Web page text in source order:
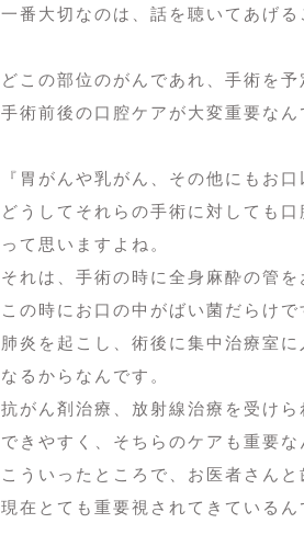
一番大切なのは、話を聴いてあげ
どこの部位のがんであれ、手術を
手術前後の口腔ケアが大変重要なん
『胃がんや乳がん、その他にもお
どうしてそれらの手術に対しても
って思いますよね。
それは、手術の時に全身麻酔の管
この時にお口の中がばい菌だらけ
肺炎を起こし、術後に集中治療室
なるからなんです。
抗がん剤治療、放射線治療を受け
できやすく、そちらのケアも重要
こういったところで、お医者さん
現在とても重要視されてきている